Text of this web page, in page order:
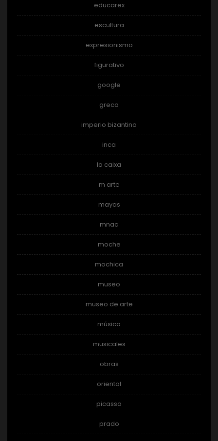
educarex
escultura
expresionismo
figurativo
google
greco
imperio bizantino
inca
la caixa
m arte
mayas
mnac
moche
mochica
museo
museo de arte
música
musicales
obras
oriental
picasso
prado